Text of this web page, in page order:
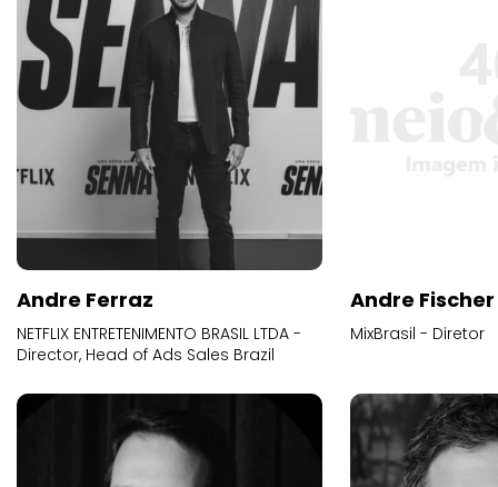
Andre Ferraz
NETFLIX ENTRETENIMENTO BRASIL LTDA -
Director, Head of Ads Sales Brazil
Andre Fischer
MixBrasil - Diretor